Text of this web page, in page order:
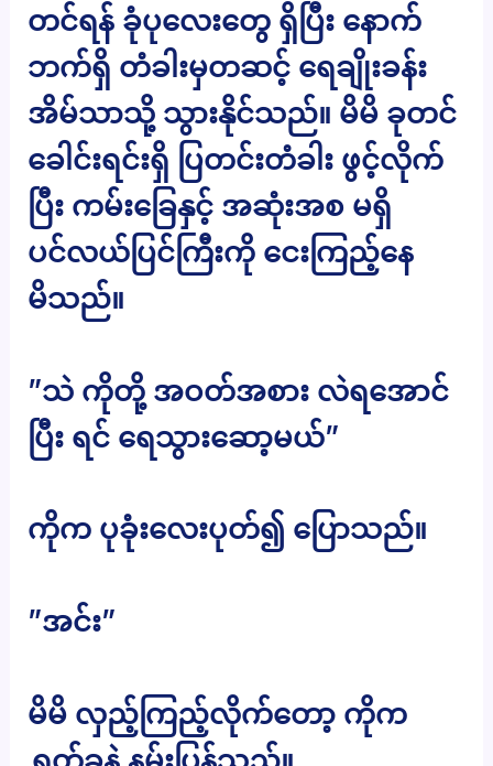
တင်ရန် ခုံပုလေးတွေ ရှိပြီး နောက်
ဘက်ရှိ တံခါးမှတဆင့် ရေချိုးခန်း
အိမ်သာသို့ သွားနိုင်သည်။ မိမိ ခုတင်
ခေါင်းရင်းရှိ ပြတင်းတံခါး ဖွင့်လိုက်
ပြီး ကမ်းခြေနှင့် အဆုံးအစ မရှိ
ပင်လယ်ပြင်ကြီးကို ငေးကြည့်နေ
မိသည်။
”သဲ ကိုတို့ အဝတ်အစား လဲရအောင်
ပြီး ရင် ရေသွားဆော့မယ်”
ကိုက ပုခုံးလေးပုတ်၍ ပြောသည်။
”အင်း”
မိမိ လှည့်ကြည့်လိုက်တော့ ကိုက